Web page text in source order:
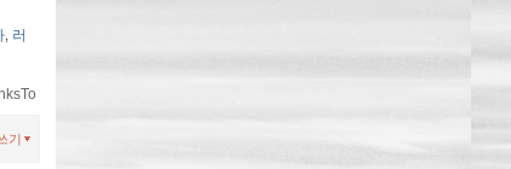
, 러
기